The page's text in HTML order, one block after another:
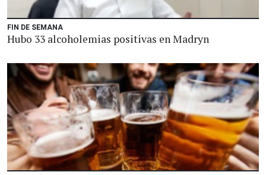
FIN DE SEMANA
Hubo 33 alcoholemias positivas en Madryn